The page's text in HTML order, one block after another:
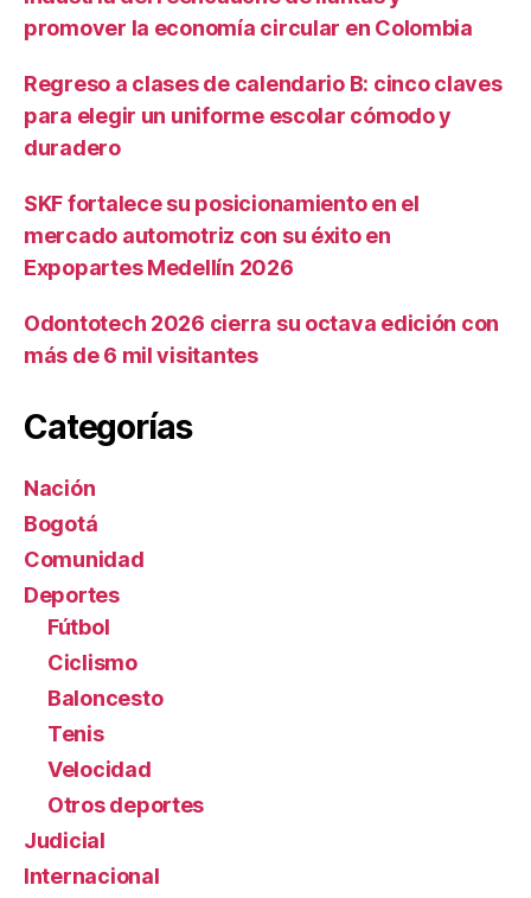
promover la economía circular en Colombia
Regreso a clases de calendario B: cinco claves
para elegir un uniforme escolar cómodo y
duradero
SKF fortalece su posicionamiento en el
mercado automotriz con su éxito en
Expopartes Medellín 2026
Odontotech 2026 cierra su octava edición con
más de 6 mil visitantes
Categorías
Nación
Bogotá
Comunidad
Deportes
Fútbol
Ciclismo
Baloncesto
Tenis
Velocidad
Otros deportes
Judicial
Internacional